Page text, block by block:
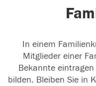
In einem
Mitglieder einer
Bekannte
bilden. Bleiben Sie in